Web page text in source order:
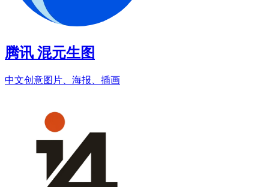
腾讯 混元生图
中文创意图片、海报、插画